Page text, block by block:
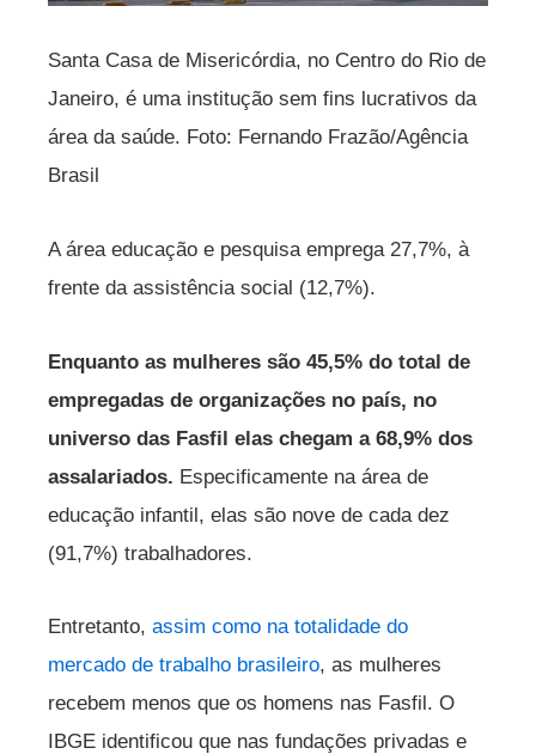
Santa Casa de Misericórdia, no Centro do Rio de
Janeiro, é uma institução sem fins lucrativos da
área da saúde. Foto: Fernando Frazão/Agência
Brasil
A área educação e pesquisa emprega 27,7%, à
frente da assistência social (12,7%).
Enquanto as mulheres são 45,5% do total de
empregadas de organizações no país, no
universo das Fasfil elas chegam a 68,9% dos
assalariados. Especificamente na área de
educação infantil, elas são nove de cada dez
(91,7%) trabalhadores.
Entretanto, assim como na totalidade do
mercado de trabalho brasileiro, as mulheres
recebem menos que os homens nas Fasfil. O
IBGE identificou que nas fundações privadas e